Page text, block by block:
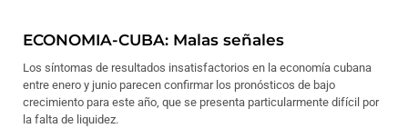
ECONOMIA-CUBA: Malas señales
Los síntomas de resultados insatisfactorios en la economía cubana
entre enero y junio parecen confirmar los pronósticos de bajo
crecimiento para este año, que se presenta particularmente difícil por
la falta de liquidez.